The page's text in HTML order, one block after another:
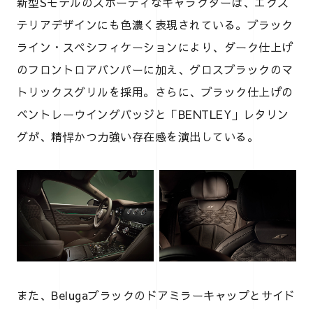
テリアデザインにも色濃く表現されている。ブラック
ライン・スペシフィケーションにより、ダーク仕上げ
のフロントロアバンパーに加え、グロスブラックのマ
トリックスグリルを採用。さらに、ブラック仕上げの
ベントレーウイングバッジと「BENTLEY」レタリン
グが、精悍かつ力強い存在感を演出している。
また、Belugaブラックのドアミラーキャップとサイド